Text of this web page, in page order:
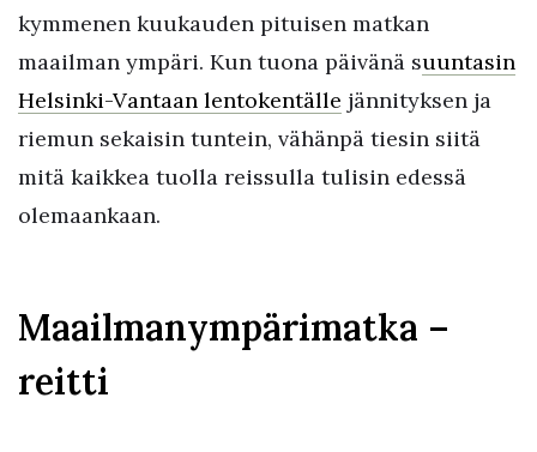
kymmenen kuukauden pituisen matkan
maailman ympäri. Kun tuona päivänä suuntasin
Helsinki-Vantaan lentokentälle jännityksen ja
riemun sekaisin tuntein, vähänpä tiesin siitä
mitä kaikkea tuolla reissulla tulisin edessä
olemaankaan.
Maailmanympärimatka –
reitti